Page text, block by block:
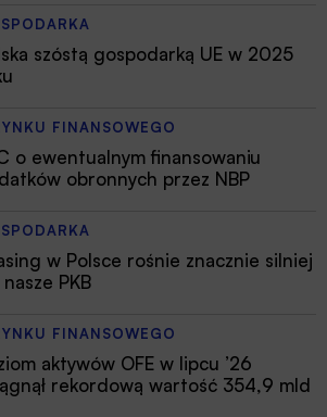
szóstą gospodarką UE w 2025
FINANSOWEGO
o ewentualnym finansowaniu
obronnych przez NBP
w Polsce rośnie znacznie silniej
PKB
FINANSOWEGO
aktywów OFE w lipcu ’26
rekordową wartość 354,9 mld